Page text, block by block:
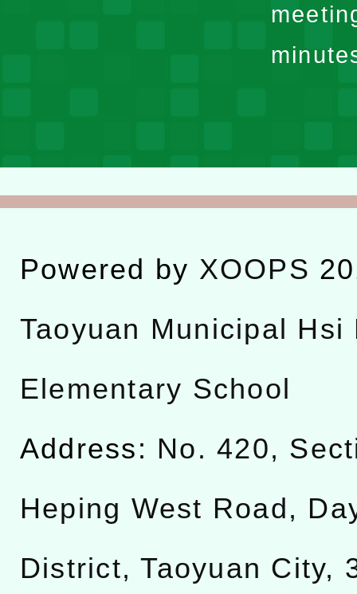
Powered by XOOPS
Taoyuan Municipal Hsi
Elementary School
Address: No. 420,
Heping West Road,
District, Taoyuan City,